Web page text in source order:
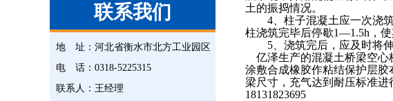
联系我们
地 址： 河北省衡水市北方工业园区
电 话： 0318-5225315
联系人： 王经理
土的振捣情况。
4、柱子混凝土应一次浇筑
柱浇筑完毕后停歇1—1.5h，使
5、浇筑完后，应及时将伸
亿泽生产的混凝土桥梁空心
涂敷合成橡胶作粘结保护层
梁尺寸，充气达到耐压标准进
18131823695